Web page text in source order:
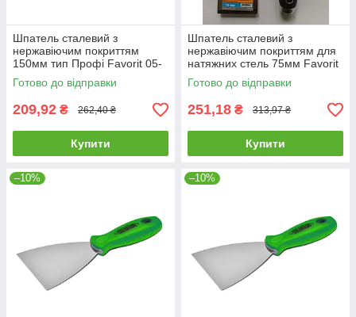
Шпатель сталевий з
нержавіючим покриттям
150мм тип Профі Favorit 05-
187 |штукатурний малярний
Шпатель стальной с
Готово до відправки
209,92 ₴ 262,40 ₴
Купити
Шпатель сталевий з
нержавіючим покриттям для
натяжних стель 75мм Favorit
05-190 |штукатурний
малярний Шпатель стальной
Готово до відправки
251,18 ₴ 313,97 ₴
Купити
–10% –10%